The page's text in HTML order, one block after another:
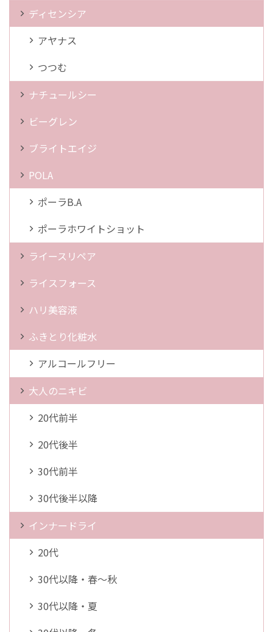
ディセンシア
アヤナス
つつむ
ナチュールシー
ビーグレン
ブライトエイジ
POLA
ポーラB.A
ポーラホワイトショット
ライースリペア
ライスフォース
ハリ美容液
ふきとり化粧水
アルコールフリー
大人のニキビ
20代前半
20代後半
30代前半
30代後半以降
インナードライ
20代
30代以降・春～秋
30代以降・夏